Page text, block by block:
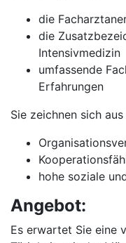
die
die
Intensivmedizin
umfassende
Erfahrungen
Sie zeichnen sich
hohe soziale
Angebot:
Es erwartet Sie eine